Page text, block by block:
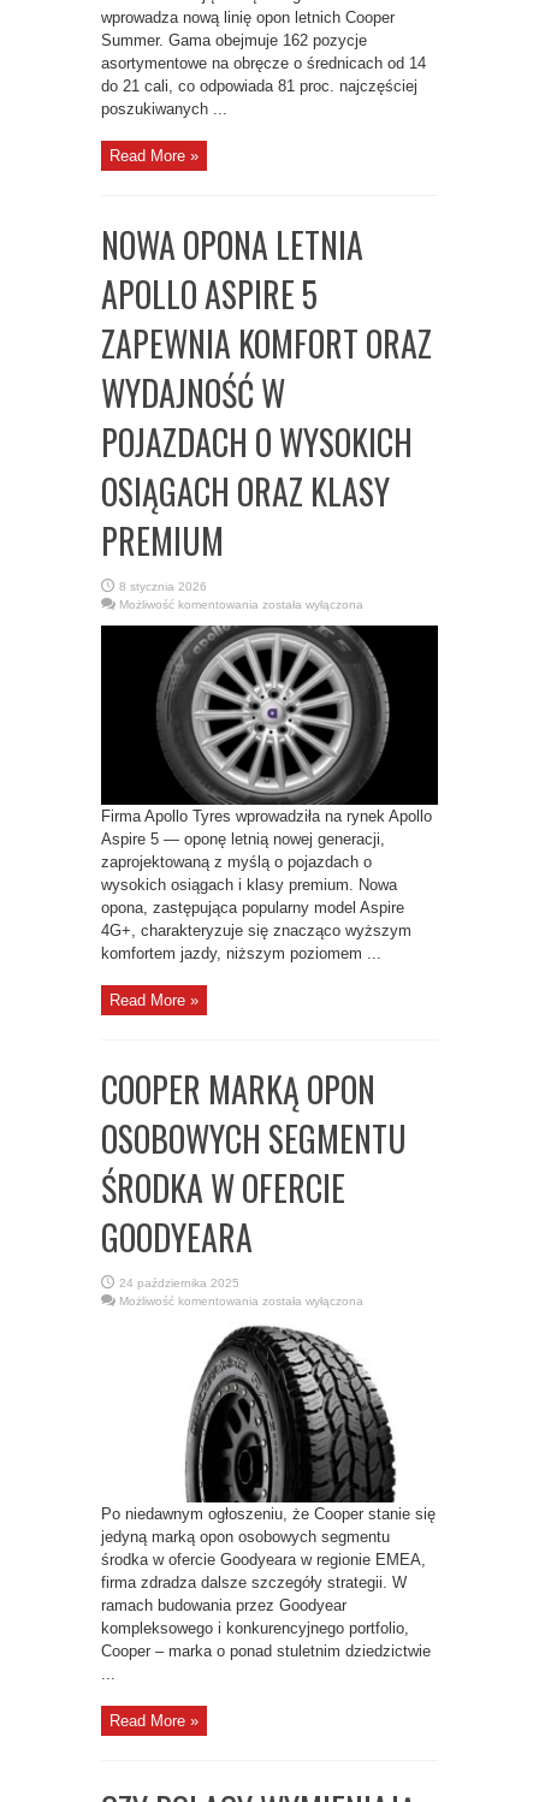
wprowadza nową linię opon letnich Cooper
Summer. Gama obejmuje 162 pozycje
asortymentowe na obręcze o średnicach od 14
do 21 cali, co odpowiada 81 proc. najczęściej
poszukiwanych ...
Read More »
NOWA OPONA LETNIA
APOLLO ASPIRE 5
ZAPEWNIA KOMFORT ORAZ
WYDAJNOŚĆ W
POJAZDACH O WYSOKICH
OSIĄGACH ORAZ KLASY
PREMIUM
8 stycznia 2026
Możliwość komentowania NOWA
LETNIA
APOLLO
ASPIRE
5
ZAPEWNIA
KOMFORT
ORAZ
WYDAJNOŚĆ
W
POJAZDACH
O
WYSOKICH
OSIĄGACH
ORAZ
KLASY
została wyłączona
Firma Apollo Tyres wprowadziła na rynek Apollo
Aspire 5 — oponę letnią nowej generacji,
zaprojektowaną z myślą o pojazdach o
wysokich osiągach i klasy premium. Nowa
opona, zastępująca popularny model Aspire
4G+, charakteryzuje się znacząco wyższym
komfortem jazdy, niższym poziomem ...
Read More »
COOPER MARKĄ OPON
OSOBOWYCH SEGMENTU
ŚRODKA W OFERCIE
GOODYEARA
24 października 2025
Możliwość komentowania COOPER
OPON
OSOBOWYCH
SEGMENTU
ŚRODKA
W
OFERCIE
GOODYEARA
została wyłączona
Po niedawnym ogłoszeniu, że Cooper stanie się
jedyną marką opon osobowych segmentu
środka w ofercie Goodyeara w regionie EMEA,
firma zdradza dalsze szczegóły strategii. W
ramach budowania przez Goodyear
kompleksowego i konkurencyjnego portfolio,
Cooper – marka o ponad stuletnim dziedzictwie
Read More »